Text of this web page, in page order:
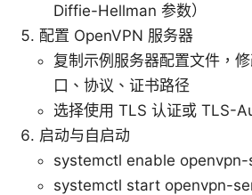
Diffie-Hellman 参数）
配置 OpenVPN 服务器
复制示例服务器配置文件，
口、协议、证书路径
选择使用 TLS 认证或 TLS-
启动与自启动
systemctl enable openvpn-
systemctl start openvpn-